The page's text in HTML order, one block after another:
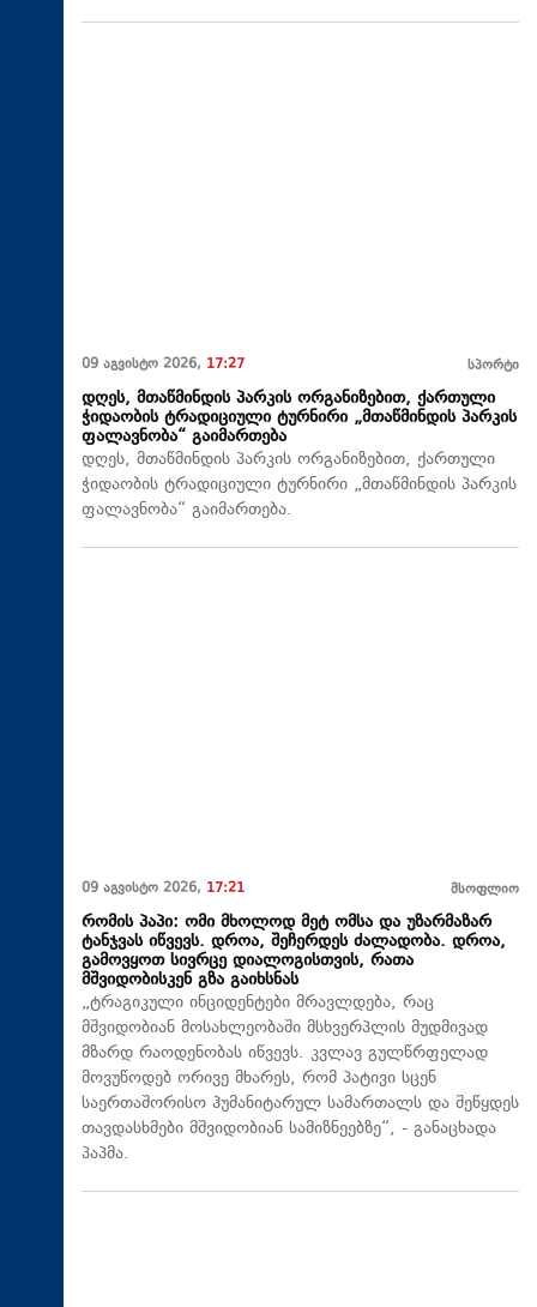
09 აგვისტო 2026, 17:27 სპორტი
დღეს, მთაწმინდის პარკის ორგანიზებით, ქართული
ჭიდაობის ტრადიციული ტურნირი „მთაწმინდის პარკის
ფალავნობა“ გაიმართება
დღეს, მთაწმინდის პარკის ორგანიზებით, ქართული
ჭიდაობის ტრადიციული ტურნირი „მთაწმინდის პარკის
ფალავნობა“ გაიმართება.
09 აგვისტო 2026, 17:21 მსოფლიო
რომის პაპი: ომი მხოლოდ მეტ ომსა და უზარმაზარ
ტანჯვას იწვევს. დროა, შეჩერდეს ძალადობა. დროა,
გამოვყოთ სივრცე დიალოგისთვის, რათა
მშვიდობისკენ გზა გაიხსნას
„ტრაგიკული ინციდენტები მრავლდება, რაც
მშვიდობიან მოსახლეობაში მსხვერპლის მუდმივად
მზარდ რაოდენობას იწვევს. კვლავ გულწრფელად
მოვუწოდებ ორივე მხარეს, რომ პატივი სცენ
საერთაშორისო ჰუმანიტარულ სამართალს და შეწყდეს
თავდასხმები მშვიდობიან სამიზნეებზე“, - განაცხადა
პაპმა.